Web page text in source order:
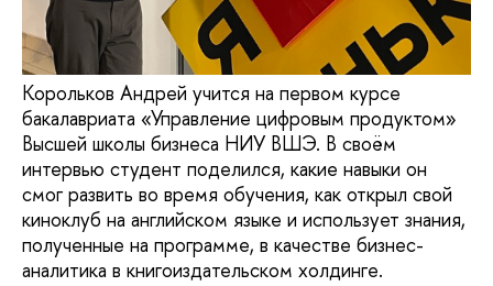
Корольков Андрей учится на первом курсе
бакалавриата «Управление цифровым продуктом»
Высшей школы бизнеса НИУ ВШЭ. В своём
интервью студент поделился, какие навыки он
смог развить во время обучения, как открыл свой
киноклуб на английском языке и использует знания,
полученные на программе, в качестве бизнес-
аналитика в книгоиздательском холдинге.